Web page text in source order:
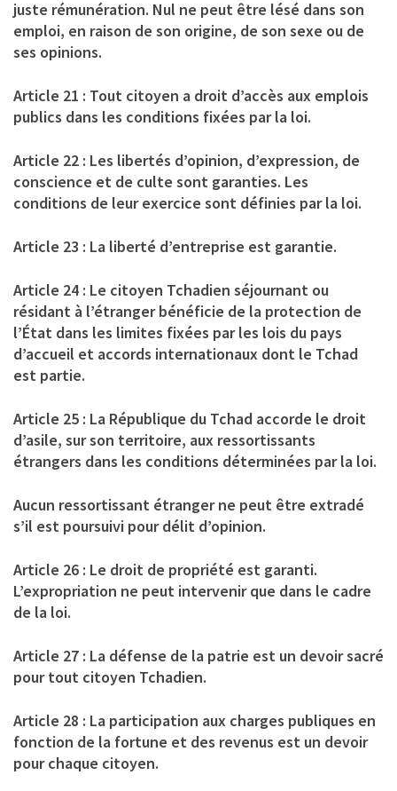
juste rémunération. Nul ne peut être lésé dans son
emploi, en raison de son origine, de son sexe ou de
ses opinions.
Article 21 : Tout citoyen a droit d’accès aux emplois
publics dans les conditions fixées par la loi.
Article 22 : Les libertés d’opinion, d’expression, de
conscience et de culte sont garanties. Les
conditions de leur exercice sont définies par la loi.
Article 23 : La liberté d’entreprise est garantie.
Article 24 : Le citoyen Tchadien séjournant ou
résidant à l’étranger bénéficie de la protection de
l’État dans les limites fixées par les lois du pays
d’accueil et accords internationaux dont le Tchad
est partie.
Article 25 : La République du Tchad accorde le droit
d’asile, sur son territoire, aux ressortissants
étrangers dans les conditions déterminées par la loi.
Aucun ressortissant étranger ne peut être extradé
s’il est poursuivi pour délit d’opinion.
Article 26 : Le droit de propriété est garanti.
L’expropriation ne peut intervenir que dans le cadre
de la loi.
Article 27 : La défense de la patrie est un devoir sacré
pour tout citoyen Tchadien.
Article 28 : La participation aux charges publiques en
fonction de la fortune et des revenus est un devoir
pour chaque citoyen.